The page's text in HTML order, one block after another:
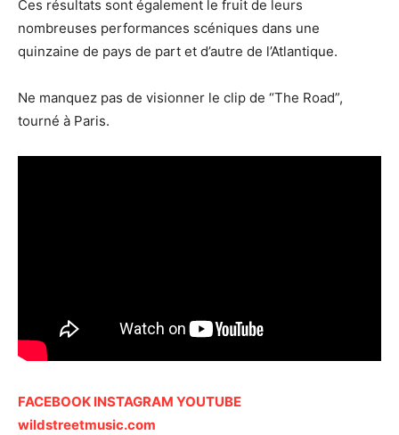
Ces résultats sont également le fruit de leurs
nombreuses performances scéniques dans une
quinzaine de pays de part et d’autre de l’Atlantique.
Ne manquez pas de visionner le clip de “The Road”,
tourné à Paris.
FACEBOOK INSTAGRAM YOUTUBE
wildstreetmusic.com